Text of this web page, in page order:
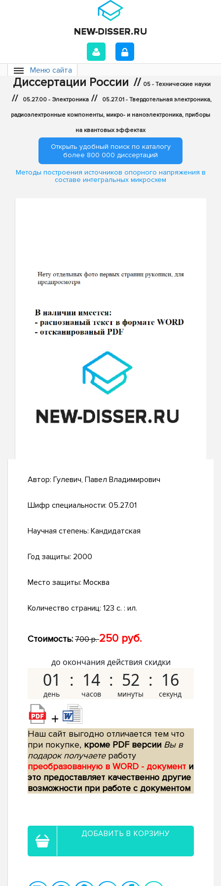
Меню сайта
Диссертации России // 05 - Технические науки
// 05.27.00 - Электроника // 05.27.01 - Твердотельная электроника,
радиоэлектронные компоненты, микро- и наноэлектроника, приборы
на квантовых эффектах
Открыть удобный поиск по каталогу
более 800 000 диссертаций
Методы построения источников опорного напряжения в
составе интегральных микросхем
Автор: Гулевич, Павел Владимирович
Шифр специальности: 05.27.01
Научная степень: Кандидатская
Год защиты: 2000
Место защиты: Москва
Количество страниц: 123 с. : ил.
Стоимость: 700 р.250 руб.
до окончания действия скидки
01 14 52 15
+
Наш сайт выгодно отличается тем что
при покупке, кроме PDF версии Вы в
подарок получаетеработу
преобразованную в WORD - документ и
это предоставляет качественно другие
возможности при работе с документом
ДОБАВИТЬ В КОРЗИНУ